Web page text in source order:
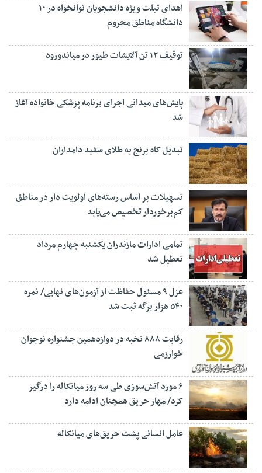
اهدای تبلت ویژه دانشجویان توانخواه در ۱۰
دانشگاه مناطق محروم
توقیف ۱۲ تن آلایشات طیور در میاندورود
پایش‌های میدانی اجرای برنامه پزشکی خانواده آغاز
شد
تبدیل کاه برنج به طلای سفید دامداران
تسهیلات بر اساس رسته‌های اولویت دار در مناطق
کم‌برخوردار تخصیص می‌یابد
تمامی ادارات مازندران یکشنبه چهارم مرداد
تعطیل شد
عزل ۹ مسئول حفاظت از آزمون‌های نهایی/ نمره
۵۴۰ هزار برگه ثبت شد
رقابت ۸۸۸ نخبه در دوازدهمین جشنواره نوجوان
خوارزمی
۶ مورد آتش‌سوزی طی سه روز میانکاله را درگیر
کرد/ مهار حریق همچنان ادامه دارد
عامل انسانی پشت حریق‌های میانکاله